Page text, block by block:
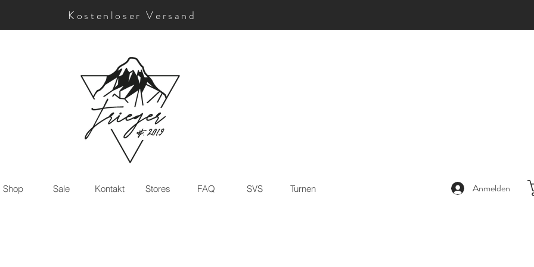
Kostenloser Versand
Shop Sale Kontakt Stores FAQ SVS Turnen Anmelden